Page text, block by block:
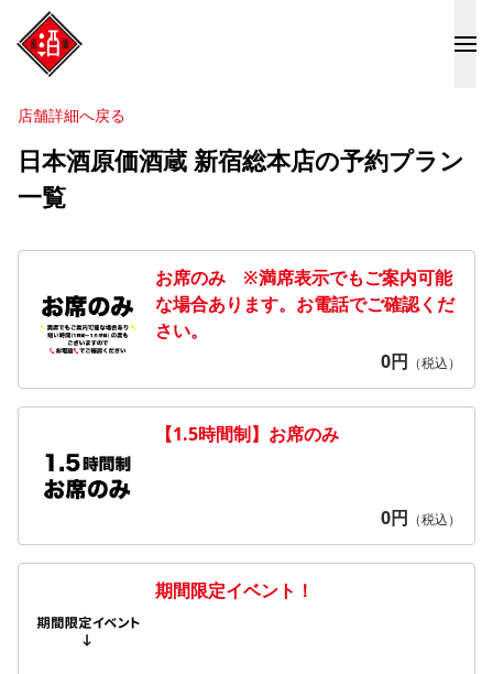
店舗詳細へ戻る
日本酒原価酒蔵 新宿総本店の予約プラン
一覧
お席のみ ※満席表示でもご案内可能
な場合あります。お電話でご確認くだ
さい。
0円 （税込）
【1.5時間制】お席のみ
0円 （税込）
期間限定イベント！